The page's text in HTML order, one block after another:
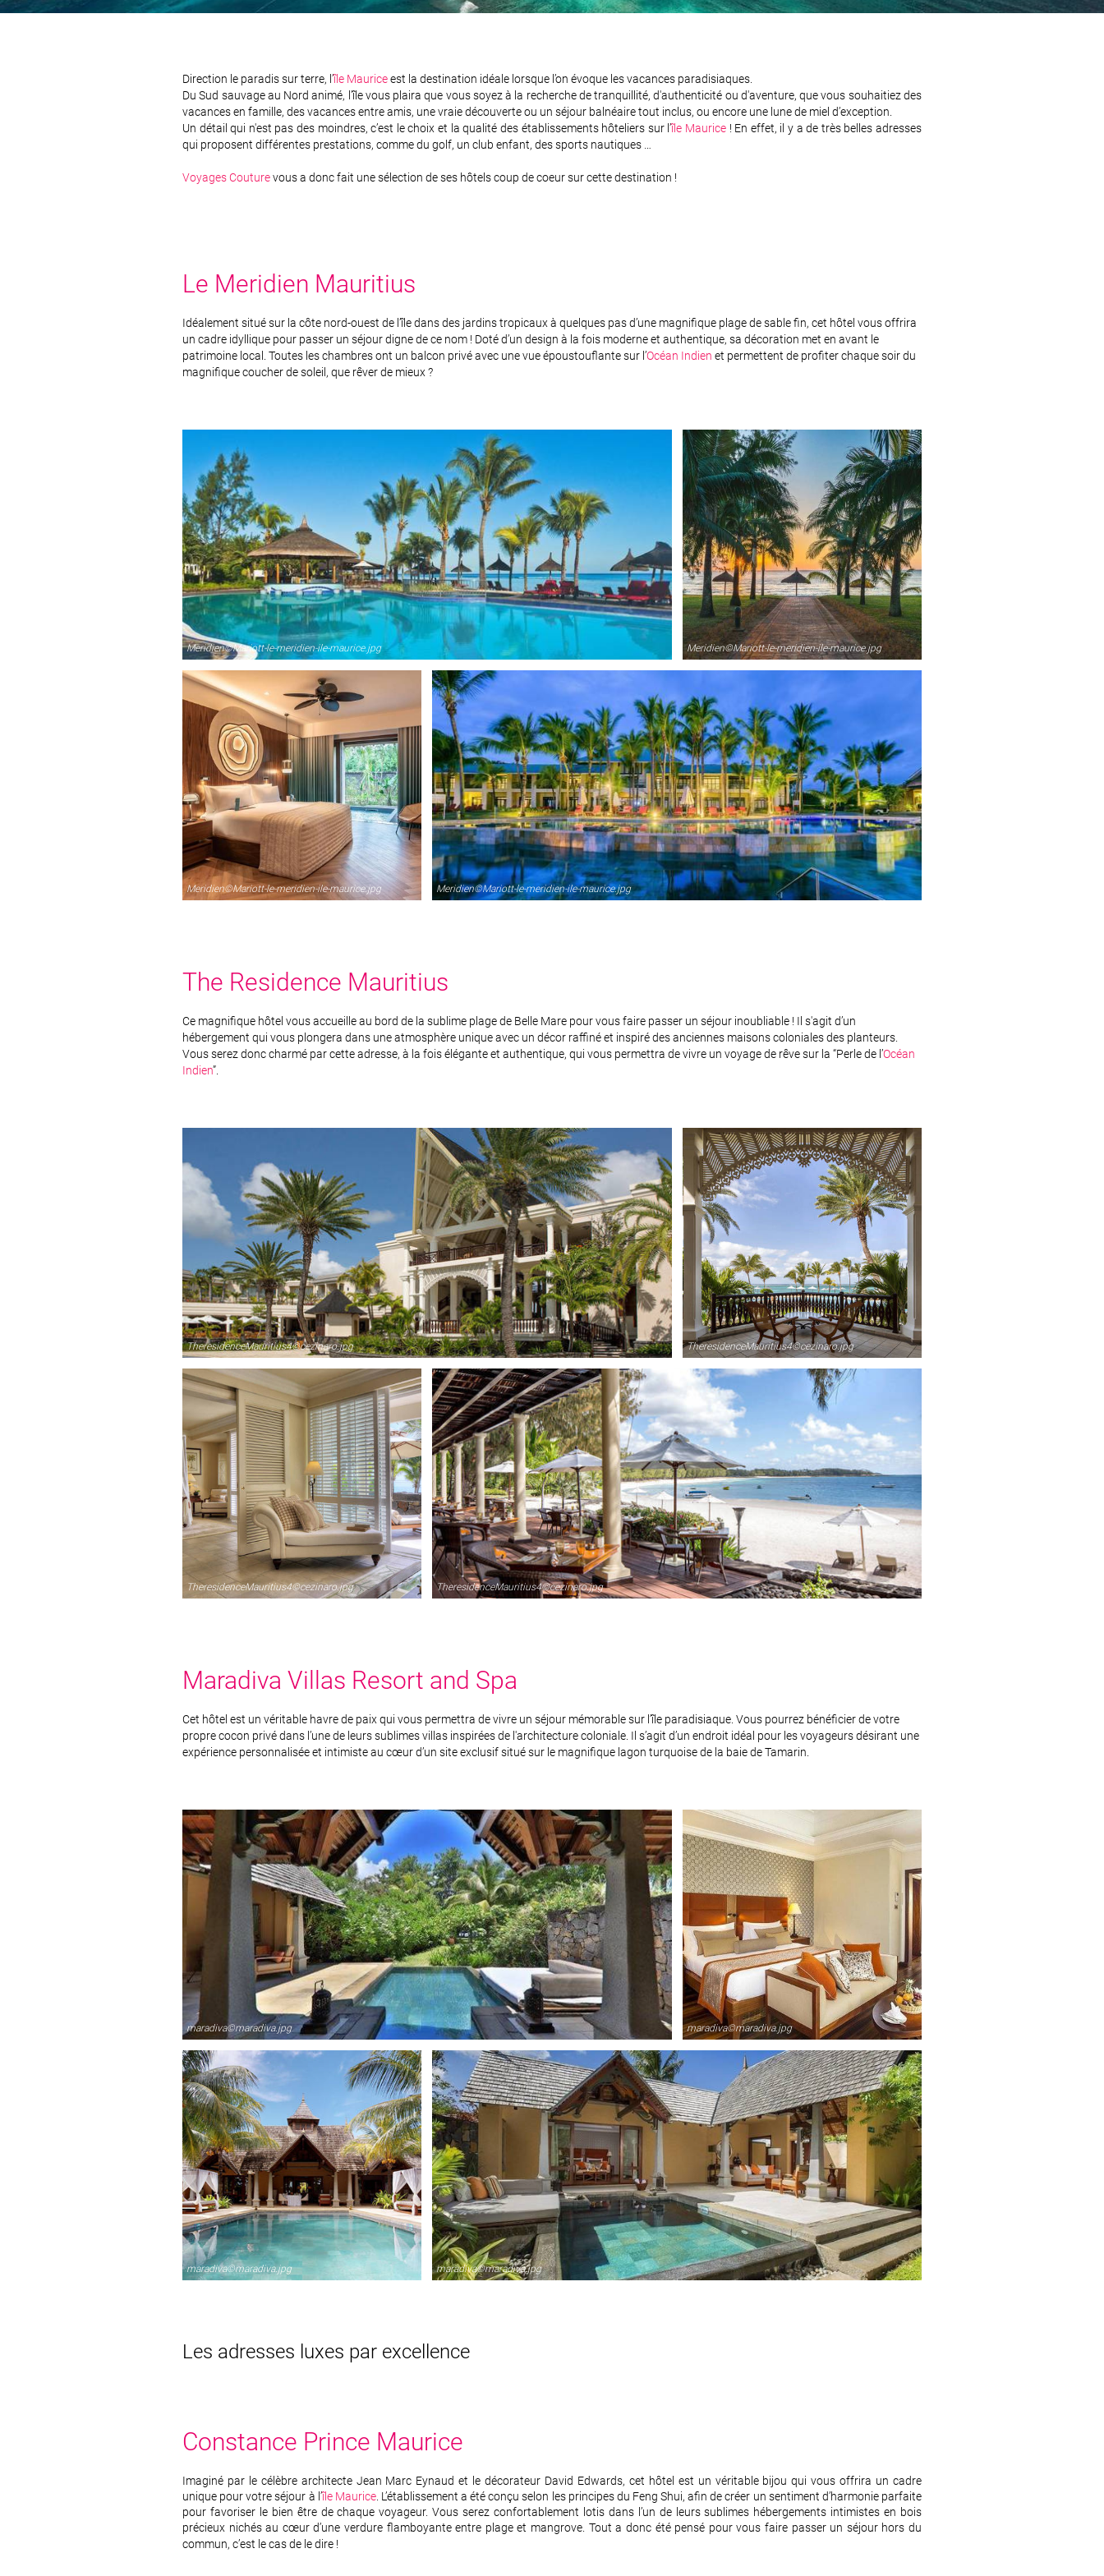
Direction le paradis sur terre, l’île Mauriceest la destination idéale lorsque l’on évoque les vacances paradisiaques.
Du Sud sauvage au Nord animé, l'île vous plaira que vous soyez à la recherche de tranquillité, d'authenticité ou d'aventure, que vous souhaitiez des
vacances en famille, des vacances entre amis, une vraie découverte ou un séjour balnéaire tout inclus, ou encore une lune de miel d’exception.
Un détail qui n'est pas des moindres, c’est le choix et la qualité des établissements hôteliers sur l’île Maurice! En effet, il y a de très belles adresses
qui proposent différentes prestations, comme du golf, un club enfant, des sports nautiques …
Voyages Couturevous a donc fait une sélection de ses hôtels coup de coeur sur cette destination !
Le Meridien Mauritius
Idéalement situé sur la côte nord-ouest de l’île dans des jardins tropicaux à quelques pas d’une magnifique plage de sable fin, cet hôtel vous offrira
un cadre idyllique pour passer un séjour digne de ce nom ! Doté d’un design à la fois moderne et authentique, sa décoration met en avant le
patrimoine local. Toutes les chambres ont un balcon privé avec une vue époustouflante sur l’Océan Indien et permettent de profiter chaque soir du
magnifique coucher de soleil, que rêver de mieux ?
Meridien©Mariott-le-meridien-ile-maurice.jpg Meridien©Mariott-le-meridien-ile-maurice.jpg
Meridien©Mariott-le-meridien-ile-maurice.jpg Meridien©Mariott-le-meridien-ile-maurice.jpg
The Residence Mauritius
Ce magnifique hôtel vous accueille au bord de la sublime plage de Belle Mare pour vous faire passer un séjour inoubliable ! Il s'agit d’un
hébergement qui vous plongera dans une atmosphère unique avec un décor raffiné et inspiré des anciennes maisons coloniales des planteurs.
Vous serez donc charmé par cette adresse, à la fois élégante et authentique, qui vous permettra de vivre un voyage de rêve sur la “Perle de l’Océan
Indien”.
TheresidenceMauritius4©cezinaro.jpg TheresidenceMauritius4©cezinaro.jpg
TheresidenceMauritius4©cezinaro.jpg TheresidenceMauritius4©cezinaro.jpg
Maradiva Villas Resort and Spa
Cet hôtel est un véritable havre de paix qui vous permettra de vivre un séjour mémorable sur l’île paradisiaque. Vous pourrez bénéficier de votre
propre cocon privé dans l’une de leurs sublimes villas inspirées de l'architecture coloniale. Il s’agit d’un endroit idéal pour les voyageurs désirant une
expérience personnalisée et intimiste au cœur d’un site exclusif situé sur le magnifique lagon turquoise de la baie de Tamarin.
maradiva©maradiva.jpg maradiva©maradiva.jpg
maradiva©maradiva.jpg maradiva©maradiva.jpg
Les adresses luxes par excellence
Constance Prince Maurice
Imaginé par le célèbre architecte Jean Marc Eynaud et le décorateur David Edwards, cet hôtel est un véritable bijou qui vous offrira un cadre
unique pour votre séjour à l’île Maurice. L’établissement a été conçu selon les principes du Feng Shui, afin de créer un sentiment d’harmonie parfaite
pour favoriser le bien être de chaque voyageur. Vous serez confortablement lotis dans l’un de leurs sublimes hébergements intimistes en bois
précieux nichés au cœur d’une verdure flamboyante entre plage et mangrove. Tout a donc été pensé pour vous faire passer un séjour hors du
commun, c’est le cas de le dire !